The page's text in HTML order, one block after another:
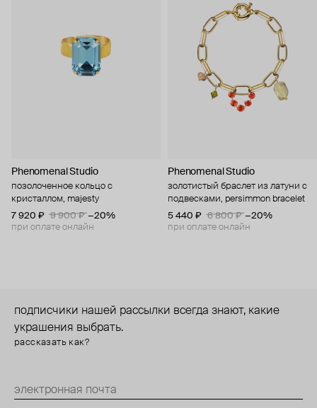
Phenomenal Studio
позолоченное кольцо с
кристаллом, majesty
7 920 ₽
9 900 ₽ −20%
при оплате онлайн
Phenomenal Studio
золотистый браслет из латуни с
подвесками, persimmon bracelet
5 440 ₽
6 800 ₽ −20%
при оплате онлайн
подписчики нашей рассылки всегда знают, какие
украшения выбрать.
рассказать как?